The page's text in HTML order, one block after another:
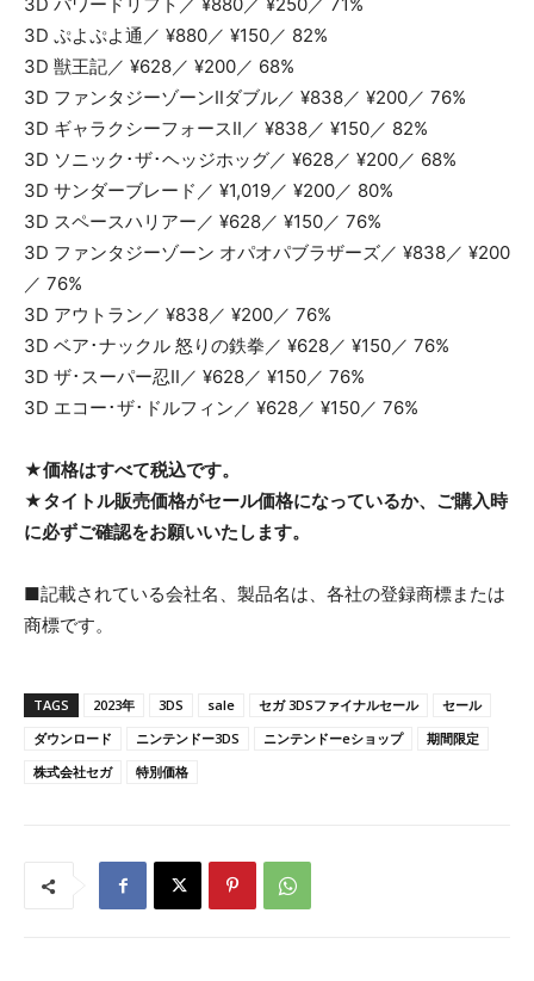
3D ぷよぷよ通／ ¥880／ ¥150／ 82%
3D 獣王記／ ¥628／ ¥200／ 68%
3D ファンタジーゾーンⅡダブル／ ¥838／ ¥200／ 76%
3D ギャラクシーフォースⅡ／ ¥838／ ¥150／ 82%
3D ソニック･ザ･ヘッジホッグ／ ¥628／ ¥200／ 68%
3D サンダーブレード／ ¥1,019／ ¥200／ 80%
3D スペースハリアー／ ¥628／ ¥150／ 76%
3D ファンタジーゾーン オパオパブラザーズ／ ¥838／ ¥200
／ 76%
3D アウトラン／ ¥838／ ¥200／ 76%
3D ベア･ナックル 怒りの鉄拳／ ¥628／ ¥150／ 76%
3D ザ･スーパー忍Ⅱ／ ¥628／ ¥150／ 76%
3D エコー･ザ･ドルフィン／ ¥628／ ¥150／ 76%
★価格はすべて税込です。
★タイトル販売価格がセール価格になっているか、ご購入時
に必ずご確認をお願いいたします。
■記載されている会社名、製品名は、各社の登録商標または
商標です。
TAGS 2023年 3DS sale セガ 3DSファイナルセール
セール
ダウンロード
ニンテンドー3DS ニンテンドーeショップ
期間限定
株式会社セガ
特別価格